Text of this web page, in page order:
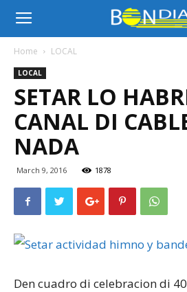
Bon
Dia
Aruba
Noticia
Home LOCAL
LOCAL
SETAR LO
CANAL DI
NADA
March 9, 2016 1878
Den cuadro di celebracion di